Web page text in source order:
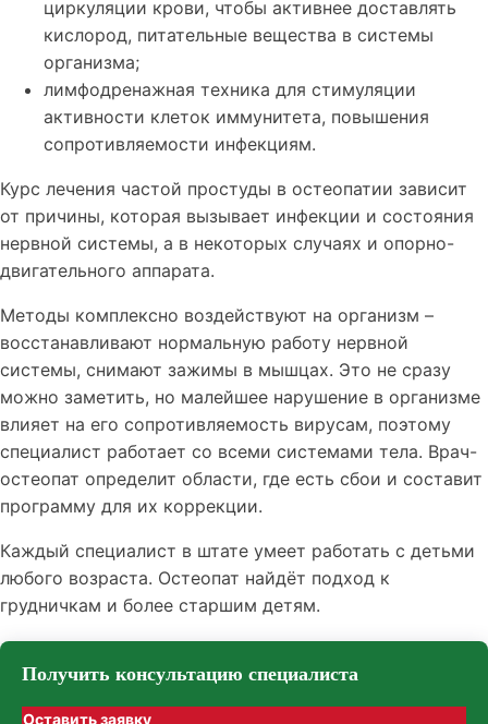
циркуляции крови, чтобы активнее доставлять
кислород, питательные вещества в системы
организма;
лимфодренажная техника для стимуляции
активности клеток иммунитета, повышения
сопротивляемости инфекциям.
Курс лечения частой простуды в остеопатии зависит
от причины, которая вызывает инфекции и состояния
нервной системы, а в некоторых случаях и опорно-
двигательного аппарата.
Методы комплексно воздействуют на организм –
восстанавливают нормальную работу нервной
системы, снимают зажимы в мышцах. Это не сразу
можно заметить, но малейшее нарушение в организме
влияет на его сопротивляемость вирусам, поэтому
специалист работает со всеми системами тела. Врач-
остеопат определит области, где есть сбои и составит
программу для их коррекции.
Каждый специалист в штате умеет работать с детьми
любого возраста. Остеопат найдёт подход к
грудничкам и более старшим детям.
Получить консультацию специалиста
Оставить заявку